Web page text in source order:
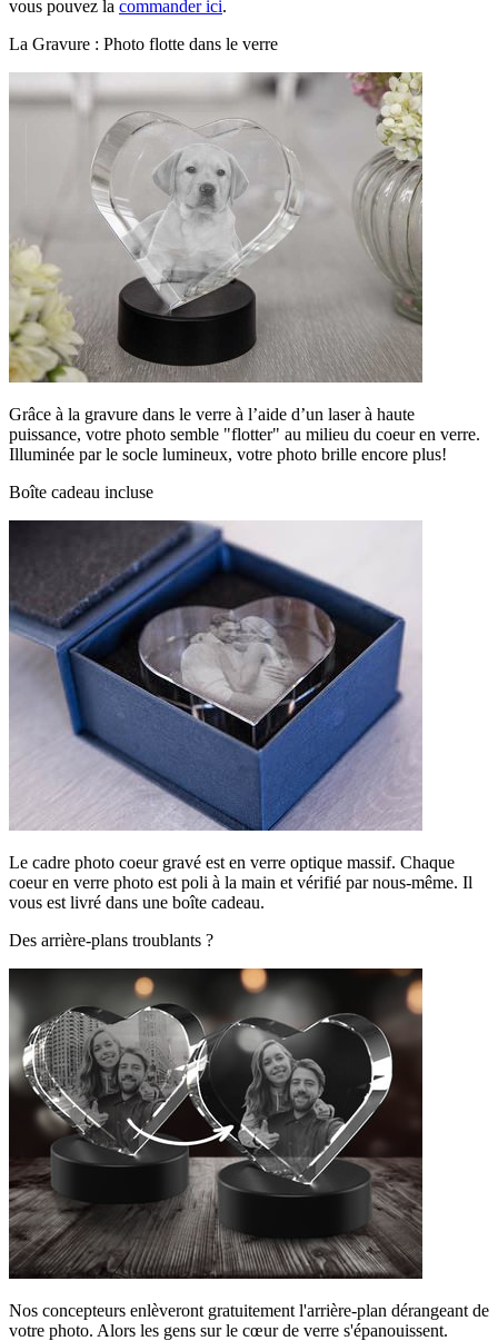
vous pouvez la commander ici.
La Gravure : Photo flotte dans le verre
Grâce à la gravure dans le verre à l’aide d’un laser à haute
puissance, votre photo semble "flotter" au milieu du coeur en verre.
Illuminée par le socle lumineux, votre photo brille encore plus!
Boîte cadeau incluse
Le cadre photo coeur gravé est en verre optique massif. Chaque
coeur en verre photo est poli à la main et vérifié par nous-même. Il
vous est livré dans une boîte cadeau.
Des arrière-plans troublants ?
Nos concepteurs enlèveront gratuitement l'arrière-plan dérangeant de
votre photo. Alors les gens sur le cœur de verre s'épanouissent.